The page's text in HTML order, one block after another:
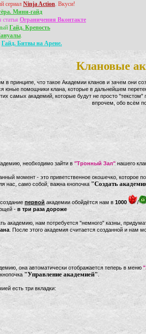
сериал Ninja Action. Вкуси!
Мини-гайд
Ограничения Вконтакте
Гайд. Крепость
.
Гайд. Битвы на Арене.
Клановые
принципе, что такое Академии кланов и зачем они
юные помощники клана, которые в дальнейшем
самых академий, которые будут не просто
впрочем, обо всём
необходимо зайти в "Тронный Зал"нашего
момент - это приветственное окошечко, которое
нас, само собой, важна кнопочка "Создать
первой академии обойдётся нам в 1000 /
- в три раза дороже
академию, нам потребуется "немного" казны,
. После этого академия считается созданной и нам
она автоматически отображается теперь в меню
"Управление академией"
есть три вкладки: